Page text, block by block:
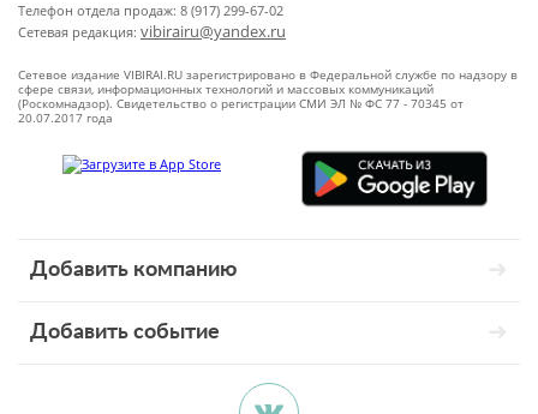
Телефон отдела продаж: 8 (917) 299-67-02
Сетевая редакция: vibirairu@yandex.ru
Сетевое издание VIBIRAI.RU зарегистрировано в Федеральной службе по надзору в
сфере связи, информационных технологий и массовых коммуникаций
(Роскомнадзор). Свидетельство о регистрации СМИ ЭЛ № ФС 77 - 70345 от
20.07.2017 года
Добавить компанию
Добавить событие